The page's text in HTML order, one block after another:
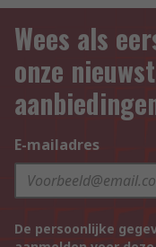
Wees als
onze
E-mailadres
De persoonlijke